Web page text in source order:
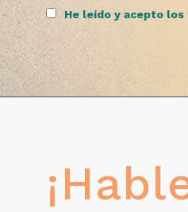
He leído y acepto